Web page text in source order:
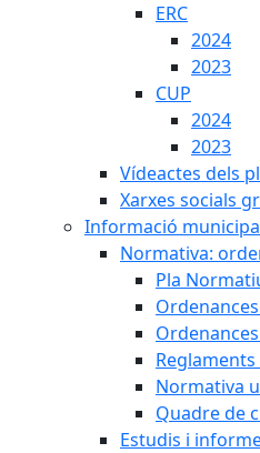
ERC
2024
2023
CUP
2024
2023
Vídeactes dels
Xarxes socials
Informació
Normativa:
Pla
Normativa
Quadre de
Estudis i